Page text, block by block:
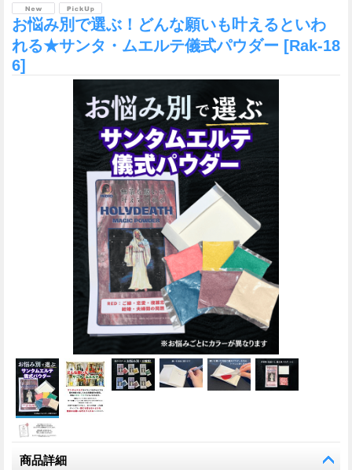
お悩み別で選ぶ！どんな願いも叶えるといわ
れる★サンタ・ムエルテ儀式パウダー [Rak-18
6]
商品詳細